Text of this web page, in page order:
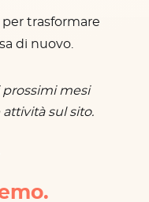
trasformare
di nuovo.
prossimi mesi
sul sito.